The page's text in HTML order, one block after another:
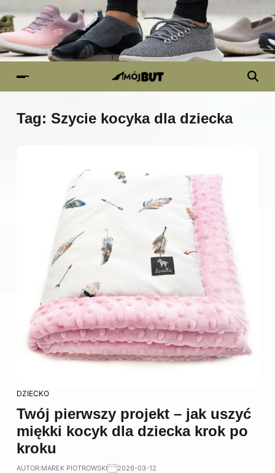
Tag: Szycie kocyka dla dziecka
DZIECKO
Twój pierwszy projekt – jak uszyć
miękki kocyk dla dziecka krok po
kroku
AUTOR:MAREK PIOTROWSKI 2026-03-12